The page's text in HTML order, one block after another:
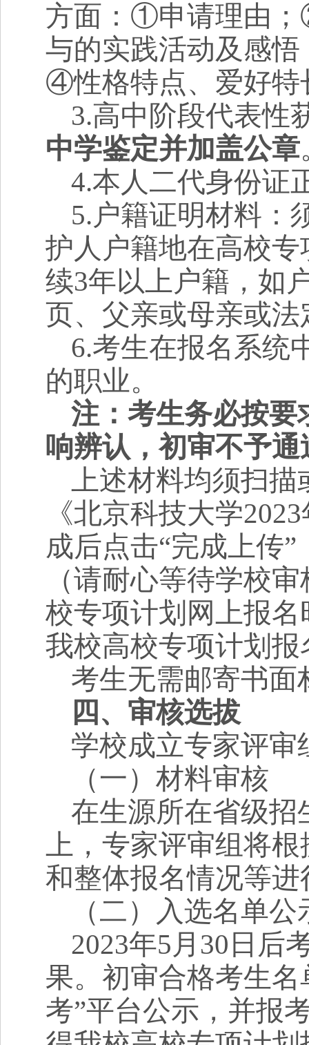
方面：①申请理由；
与的实践活动及感
④性格特点、爱好特
3.高中阶段代表性
中学鉴定并加盖公章
4.本人二代身份证
5. 户籍证明材料：
护人户籍地在高校
续3年以上户籍，如
页、父亲或母亲或
6.考生在报名系统
的职业。
注：考生务必按要
响辨认，初审不予通
上述材料均须扫描
《北京科技大学2023
成后点击“完成上传
（请耐心等待学校
校专项计划网上报
我校高校专项计划报
考生无需邮寄书面
四、审核选拔
学校成立专家评审
（一）材料审核
在生源所在省级招
上，专家评审组将
和整体报名情况等
（二）入选名单公
2023年5 月 30 日后
果。初审合格考生
考”平台公示，并报